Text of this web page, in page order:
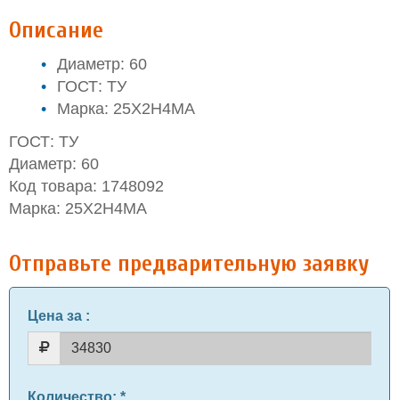
Описание
Диаметр: 60
ГОСТ: ТУ
Марка: 25Х2Н4МА
ГОСТ: ТУ
Диаметр: 60
Код товара: 1748092
Марка: 25Х2Н4МА
Отправьте предварительную заявку
Цена за :
Количество: *